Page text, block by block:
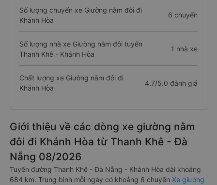
Số lượng chuyến xe Giường nằm đôi đi
Khánh Hòa
6 chuyến
Số lượng nhà xe Giường nằm đôi tuyến
Thanh Khê - Khánh Hòa
1 nhà xe
Chất lượng xe Giường nằm đôi đi
Khánh Hòa
4.7/5.0 đánh giá
Giới thiệu về các dòng xe giường nằm
đôi đi Khánh Hòa từ Thanh Khê - Đà
Nẵng 08/2026
Tuyến đường Thanh Khê - Đà Nẵng - Khánh Hòa dài khoảng
684 km. Trung bình mỗi ngày có khoảng 6 chuyến Xe giường